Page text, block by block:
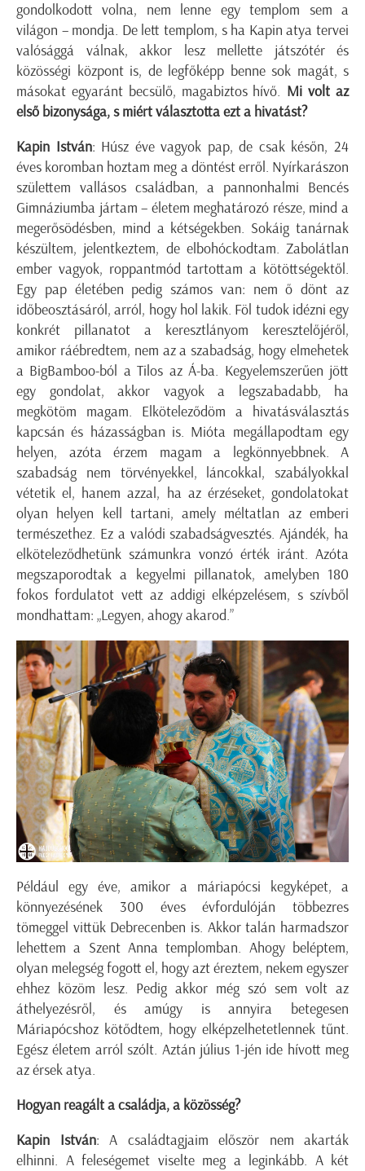
gondolkodott volna, nem lenne egy templom sem a
világon – mondja. De lett templom, s ha Kapin atya tervei
valósággá válnak, akkor lesz mellette játszótér és
közösségi központ is, de legfőképp benne sok magát, s
másokat egyaránt becsülő, magabiztos hívő. Mi volt az
első bizonysága, s miért választotta ezt a hivatást?
Kapin István: Húsz éve vagyok pap, de csak későn, 24
éves koromban hoztam meg a döntést erről. Nyírkarászon
születtem vallásos családban, a pannonhalmi Bencés
Gimnáziumba jártam – életem meghatározó része, mind a
megerősödésben, mind a kétségekben. Sokáig tanárnak
készültem, jelentkeztem, de elbohóckodtam. Zabolátlan
ember vagyok, roppantmód tartottam a kötöttségektől.
Egy pap életében pedig számos van: nem ő dönt az
időbeosztásáról, arról, hogy hol lakik. Föl tudok idézni egy
konkrét pillanatot a keresztlányom keresztelőjéről,
amikor ráébredtem, nem az a szabadság, hogy elmehetek
a BigBamboo-ból a Tilos az Á-ba. Kegyelemszerűen jött
egy gondolat, akkor vagyok a legszabadabb, ha
megkötöm magam. Elköteleződöm a hivatásválasztás
kapcsán és házasságban is. Mióta megállapodtam egy
helyen, azóta érzem magam a legkönnyebbnek. A
szabadság nem törvényekkel, láncokkal, szabályokkal
vétetik el, hanem azzal, ha az érzéseket, gondolatokat
olyan helyen kell tartani, amely méltatlan az emberi
természethez. Ez a valódi szabadságvesztés. Ajándék, ha
elköteleződhetünk számunkra vonzó érték iránt. Azóta
megszaporodtak a kegyelmi pillanatok, amelyben 180
fokos fordulatot vett az addigi elképzelésem, s szívből
mondhattam: „Legyen, ahogy akarod.”
Például egy éve, amikor a máriapócsi kegyképet, a
könnyezésének 300 éves évfordulóján többezres
tömeggel vittük Debrecenben is. Akkor talán harmadszor
lehettem a Szent Anna templomban. Ahogy beléptem,
olyan melegség fogott el, hogy azt éreztem, nekem egyszer
ehhez közöm lesz. Pedig akkor még szó sem volt az
áthelyezésről, és amúgy is annyira betegesen
Máriapócshoz kötődtem, hogy elképzelhetetlennek tűnt.
Egész életem arról szólt. Aztán július 1-jén ide hívott meg
az érsek atya.
Hogyan reagált a családja, a közösség?
Kapin István: A családtagjaim először nem akarták
elhinni. A feleségemet viselte meg a leginkább. A két